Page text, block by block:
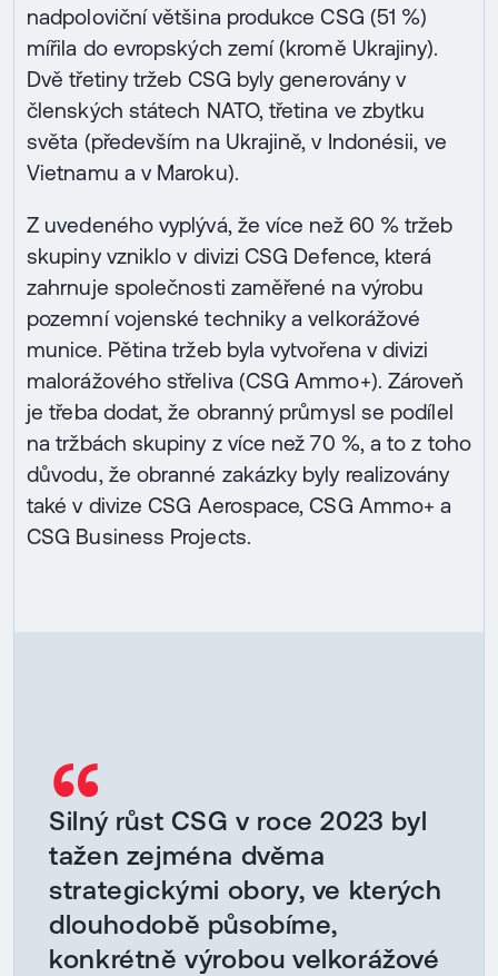
nadpoloviční většina produkce CSG (51 %)
mířila do evropských zemí (kromě Ukrajiny).
Dvě třetiny tržeb CSG byly generovány v
členských státech NATO, třetina ve zbytku
světa (především na Ukrajině, v Indonésii, ve
Vietnamu a v Maroku).
Z uvedeného vyplývá, že více než 60 % tržeb
skupiny vzniklo v divizi CSG Defence, která
zahrnuje společnosti zaměřené na výrobu
pozemní vojenské techniky a velkorážové
munice. Pětina tržeb byla vytvořena v divizi
malorážového střeliva (CSG Ammo+). Zároveň
je třeba dodat, že obranný průmysl se podílel
na tržbách skupiny z více než 70 %, a to z toho
důvodu, že obranné zakázky byly realizovány
také v divize CSG Aerospace, CSG Ammo+ a
CSG Business Projects.
“
Silný růst CSG v roce 2023 byl
tažen zejména dvěma
strategickými obory, ve kterých
dlouhodobě působíme,
konkrétně výrobou velkorážové